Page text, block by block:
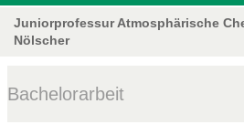
Juniorprofessur Atmosphärische
Nölscher
Bachelorarbeit